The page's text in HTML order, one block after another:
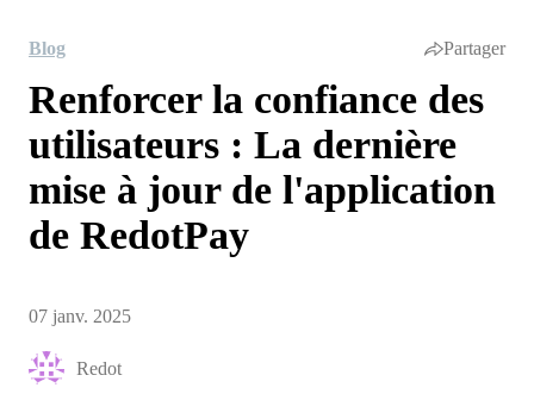
Blog Partager
Renforcer la confiance des
utilisateurs : La dernière
mise à jour de l'application
de RedotPay
07 janv. 2025
Redot